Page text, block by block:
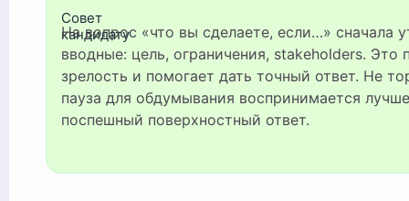
Совет
кандидату
На вопрос «что вы сделаете, если…» сначала уточните
вводные: цель, ограничения, stakeholders. Это
зрелость и помогает дать точный ответ. Не
пауза для обдумывания воспринимается
поспешный поверхностный ответ.